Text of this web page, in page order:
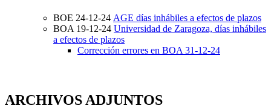
BOE 24-12-24 AGE días inhábiles a efectos de plazos
BOA 19-12-24 Universidad de Zaragoza, días inhábiles
a efectos de plazos
Corrección errores en BOA 31-12-24
ARCHIVOS ADJUNTOS